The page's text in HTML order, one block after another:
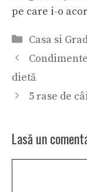
pe care i-o
Categorii
Casa si
dietă
5 rase de
Lasă un